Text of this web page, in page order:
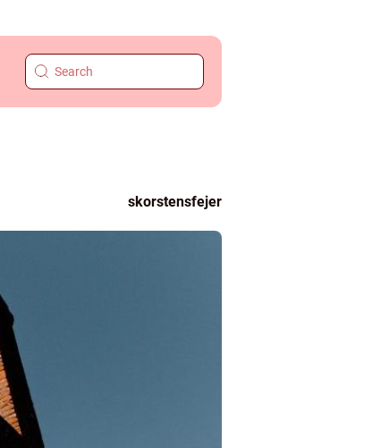
skorstensfejer